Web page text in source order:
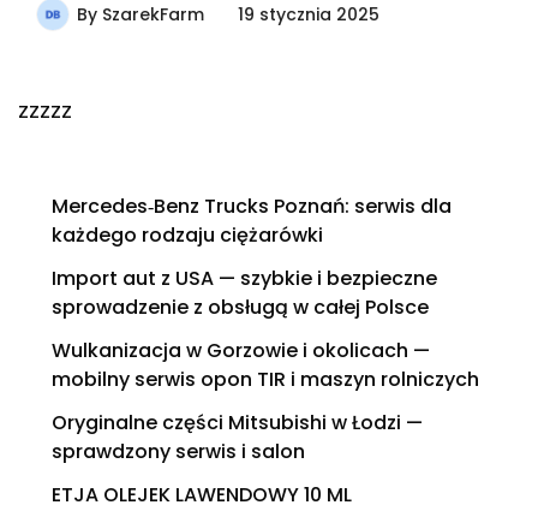
By SzarekFarm 19 stycznia 2025
zzzzz
Mercedes‑Benz Trucks Poznań: serwis dla
każdego rodzaju ciężarówki
Import aut z USA — szybkie i bezpieczne
sprowadzenie z obsługą w całej Polsce
Wulkanizacja w Gorzowie i okolicach —
mobilny serwis opon TIR i maszyn rolniczych
Oryginalne części Mitsubishi w Łodzi —
sprawdzony serwis i salon
ETJA OLEJEK LAWENDOWY 10 ML